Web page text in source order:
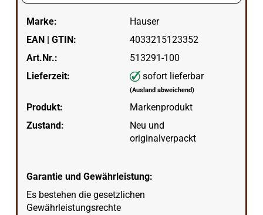
Marke:
Hauser
EAN | GTIN:
4033215123352
Art.Nr.:
513291-100
Lieferzeit:
sofort lieferbar
(Ausland abweichend)
Produkt:
Markenprodukt
Zustand:
Neu und
originalverpackt
Garantie und Gewährleistung:
Es bestehen die gesetzlichen
Gewährleistungsrechte